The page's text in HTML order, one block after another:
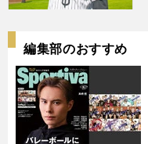
バ
編集部のおすすめ